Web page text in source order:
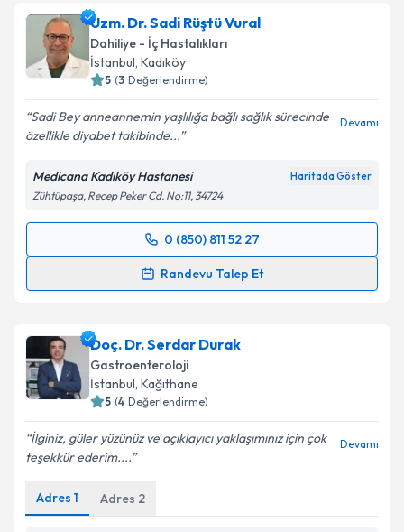
takvim hazırlandığında e-posta ile bilgilendireceğiz.
E-posta Adresiniz
kapsamda işlenmesini kabul ediyorum.
Takvim Talebini Gönder
Uzm. Dr. Sadi Rüştü Vural
Dahiliye - İç Hastalıkları
İstanbul, Kadıköy
5 (3 Değerlendirme)
Sadi Bey anneannemin yaşlılığa bağlı sağlık sürecinde
özellikle diyabet takibinde...
Devamı
Medicana Kadıköy Hastanesi Haritada Göster
Zühtüpaşa, Recep Peker Cd. No:11, 34724
0 (850) 811 52 27
Randevu Talep Et
Randevu Takvimi Talebi
takvim hazırlandığında e-posta ile bilgilendireceğiz.
E-posta Adresiniz
kapsamda işlenmesini kabul ediyorum.
Doç. Dr. Serdar Durak
Gastroenteroloji
İstanbul, Kağıthane
5 (4 Değerlendirme)
İlginiz, güler yüzünüz ve açıklayıcı yaklaşımınız için çok
teşekkür ederim....
Devamı
Adres 1 Adres 2